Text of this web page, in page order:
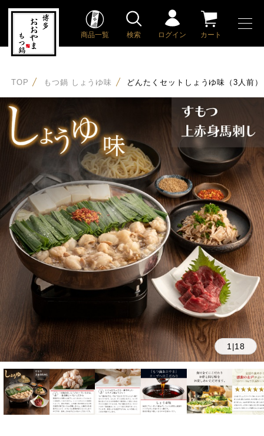
商品一覧 検索 ログイン カート
TOP もつ鍋 しょうゆ味 どんたくセットしょうゆ味（3人前）
1 |18